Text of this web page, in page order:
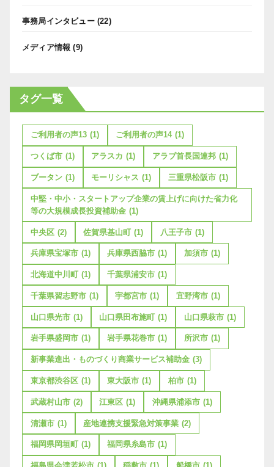
事務局インタビュー(22)
メディア情報 (9)
タグ一覧
ご利用者の声13 (1) ご利用者の声14 (1)
つくば市 (1) アラスカ (1) アラブ首長国連邦 (1)
ブータン (1) モーリシャス (1) 三重県松阪市 (1)
中堅・中小・スタートアップ企業の賃上げに向けた省力化
等の大規模成長投資補助金 (1)
中央区 (2) 佐賀県基山町 (1) 八王子市 (1)
兵庫県宝塚市 (1) 兵庫県西脇市 (1) 加須市 (1)
北海道中川町 (1) 千葉県浦安市 (1)
千葉県習志野市 (1) 宇都宮市 (1) 宜野湾市 (1)
山口県光市 (1) 山口県田布施町 (1) 山口県萩市 (1)
岩手県盛岡市 (1) 岩手県花巻市 (1) 所沢市 (1)
新事業進出・ものづくり商業サービス補助金 (3)
東京都渋谷区 (1) 東大阪市 (1) 柏市 (1)
武蔵村山市 (2) 江東区 (1) 沖縄県浦添市 (1)
清瀬市 (1) 産地連携支援緊急対策事業 (2)
福岡県岡垣町 (1) 福岡県糸島市 (1)